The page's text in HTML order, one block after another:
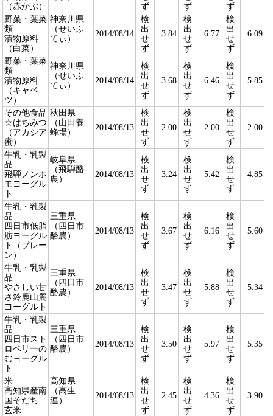
（赤かぶ）
ず
ず
ず
野菜・葉菜
類
漬物原料
（白菜）
神奈川県
（せいふ
てぃ）
2014/08/14
検
出
せ
ず
3.84
検
出
せ
ず
6.77
検
出
せ
ず
6.09
野菜・葉菜
類
漬物原料
（キャベ
ツ）
神奈川県
（せいふ
てぃ）
2014/08/14
検
出
せ
ず
3.68
検
出
せ
ず
6.46
検
出
せ
ず
5.85
その他食品
☆はちみつ
（アカシア
蜜）
秋田県
（山田養
蜂場）
2014/08/13
検
出
せ
ず
2.00
検
出
せ
ず
2.00
検
出
せ
ず
2.00
牛乳・乳製
品
飛騨ノンホ
モヨーグル
ト
岐阜県
（飛騨酪
農）
2014/08/13
検
出
せ
ず
3.24
検
出
せ
ず
5.42
検
出
せ
ず
4.85
牛乳・乳製
品
四日市低脂
肪ヨーグル
ト（プレー
ン）
三重県
（四日市
酪農）
2014/08/13
検
出
せ
ず
3.67
検
出
せ
ず
6.16
検
出
せ
ず
5.60
牛乳・乳製
品
やさしい甘
さ鈴鹿山麓
ヨーグルト
三重県
（四日市
酪農）
2014/08/13
検
出
せ
ず
3.47
検
出
せ
ず
5.88
検
出
せ
ず
5.34
牛乳・乳製
品
四日市スト
ロベリーの
むヨーグル
ト
三重県
（四日市
酪農）
2014/08/13
検
出
せ
ず
3.50
検
出
せ
ず
5.97
検
出
せ
ず
5.35
米
高知県産南
国そだち
玄米
高知県
（高生
連）
2014/08/13
検
出
せ
ず
2.45
検
出
せ
ず
4.36
検
出
せ
ず
3.90